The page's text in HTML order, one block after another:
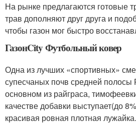
На рынке предлагаются готовые
трав дополняют друг друга и
чтобы газон мог быстро
ГазонCity Футбольный ковер
Одна из лучших «спортивных»
супесчаных почв средней полосы
основном из райграса,
качестве добавки выступает(до
красивая ровная плотная лужайка.